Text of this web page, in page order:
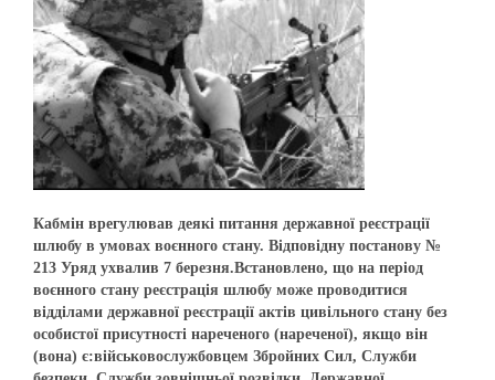
Кабмін врегулював деякі питання державної реєстрації
шлюбу в умовах воєнного стану. Відповідну постанову №
213 Уряд ухвалив 7 березня.Встановлено, що на період
воєнного стану реєстрація шлюбу може проводитися
відділами державної реєстрації актів цивільного стану без
особистої присутності нареченого (нареченої), якщо він
(вона) є:військовослужбовцем Збройних Сил, Служби